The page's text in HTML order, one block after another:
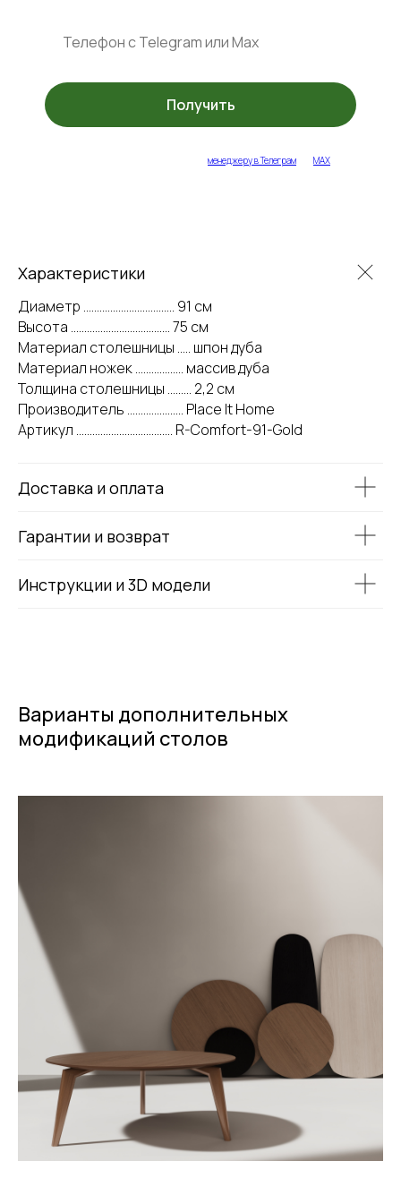
Получить
менеджеру в Телеграм MAX
Характеристики
Диаметр .................................. 91 см
Высота ..................................... 75 см
Материал столешницы ..... шпон дуба
Материал ножек .................. массив дуба
Толщина столешницы ......... 2,2 см
Производитель ..................... Place It Home
Артикул .................................... R-Comfort-91-Gold
Доставка и оплата
Гарантии и возврат
Инструкции и 3D модели
Варианты дополнительных
модификаций столов